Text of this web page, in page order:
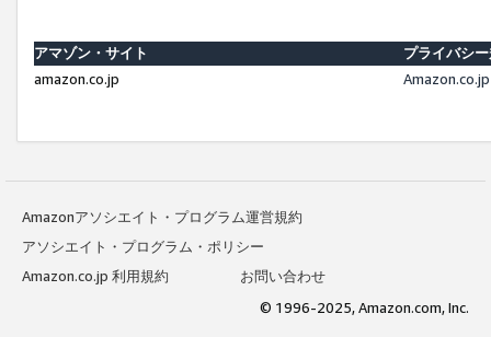
アマゾン・サイト
プライバシ
amazon.co.jp
Amazonアソシエイト・プログラム運営規約
アソシエイト・プログラム・ポリシー
Amazon.co.jp 利用規約
お問い合わせ
© 1996-2025, Amazon.com, Inc.